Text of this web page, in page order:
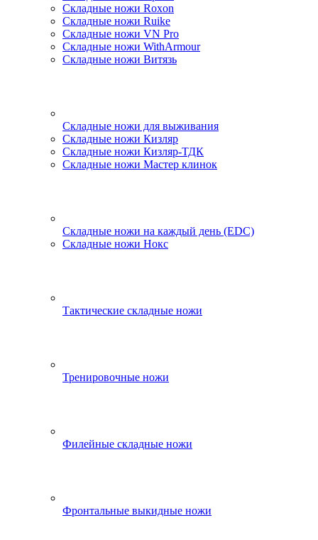
Складные ножи Roxon
Складные ножи Ruike
Складные ножи VN Pro
Складные ножи WithArmour
Складные ножи Витязь
Складные ножи для выживания
Складные ножи Кизляр
Складные ножи Кизляр-ТДК
Складные ножи Мастер клинок
Складные ножи на каждый день (EDC)
Складные ножи Нокс
Тактические складные ножи
Тренировочные ножи
Филейные складные ножи
Фронтальные выкидные ножи